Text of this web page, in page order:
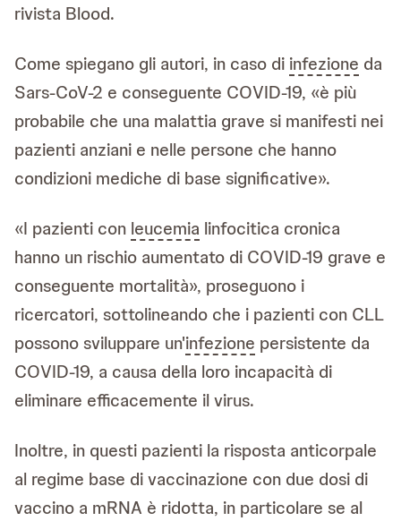
rivista Blood.
Come spiegano gli autori, in caso di infezione da
Sars-CoV-2 e conseguente COVID-19, «è più
probabile che una malattia grave si manifesti nei
pazienti anziani e nelle persone che hanno
condizioni mediche di base significative».
«I pazienti con leucemia linfocitica cronica
hanno un rischio aumentato di COVID-19 grave e
conseguente mortalità», proseguono i
ricercatori, sottolineando che i pazienti con CLL
possono sviluppare un'infezione persistente da
COVID-19, a causa della loro incapacità di
eliminare efficacemente il virus.
Inoltre, in questi pazienti la risposta anticorpale
al regime base di vaccinazione con due dosi di
vaccino a mRNA è ridotta, in particolare se al